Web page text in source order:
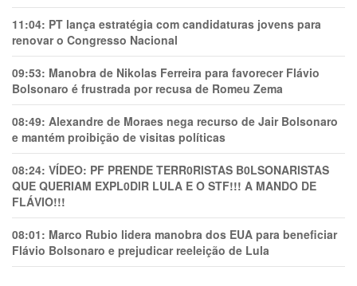
11:04: PT lança estratégia com candidaturas jovens para
renovar o Congresso Nacional
09:53: Manobra de Nikolas Ferreira para favorecer Flávio
Bolsonaro é frustrada por recusa de Romeu Zema
08:49: Alexandre de Moraes nega recurso de Jair Bolsonaro
e mantém proibição de visitas políticas
08:24: VÍDEO: PF PRENDE TERR0RlSTAS B0LSONARlSTAS
QUE QUERIAM EXPL0DlR LULA E O STF!!! A MANDO DE
FLÁVIO!!!
08:01: Marco Rubio lidera manobra dos EUA para beneficiar
Flávio Bolsonaro e prejudicar reeleição de Lula